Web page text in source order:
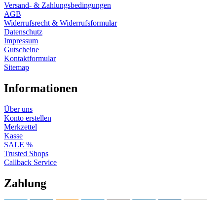
Versand- & Zahlungsbedingungen
AGB
Widerrufsrecht & Widerrufsformular
Datenschutz
Impressum
Gutscheine
Kontaktformular
Sitemap
Informationen
Über uns
Konto erstellen
Merkzettel
Kasse
SALE %
Trusted Shops
Callback Service
Zahlung